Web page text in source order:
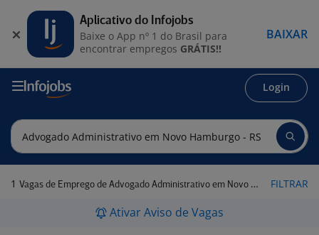
Login
1 Vagas de Emprego de Advogado Administrativo em Novo Hamburgo - RS FILTRAR
Ativar Aviso de Vagas
Aplicativo do Infojobs
Baixe o App nº 1 do Brasil para
encontrar empregos GRÁTIS!!
BAIXAR